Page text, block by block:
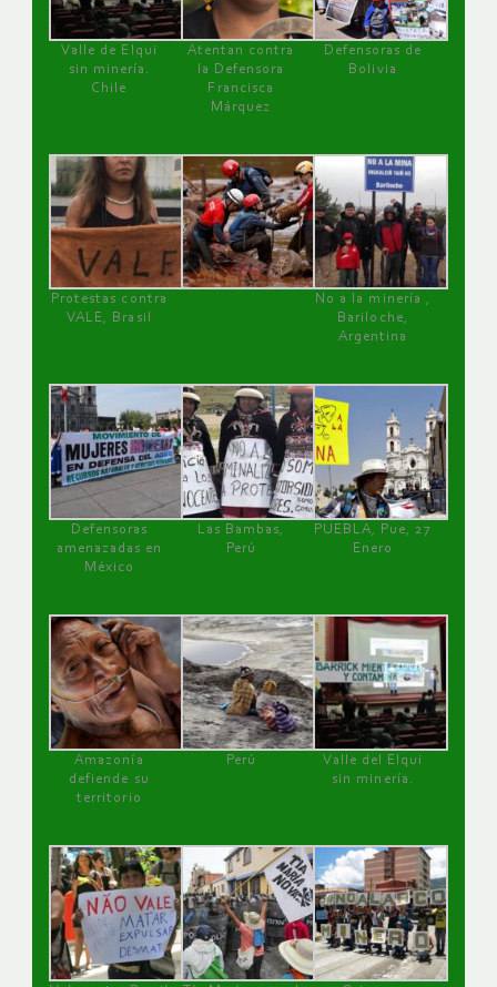
Valle de Elqui
sin minería.
Chile
Atentan contra
la Defensora
Francisca
Márquez
Defensoras de
Bolivia
Protestas contra
VALE, Brasil
No a la minería ,
Bariloche,
Argentina
Defensoras
amenazadas en
México
Las Bambas,
Perú
PUEBLA, Pue, 27
Enero
Amazonía
defiende su
territorio
Perú
Valle del Elqui
sin minería.